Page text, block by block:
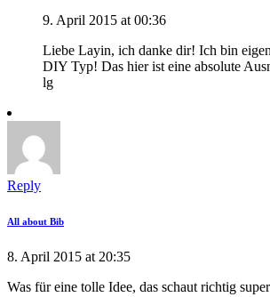
9. April 2015 at 00:36
Liebe Layin, ich danke dir! Ich bin
DIY Typ! Das hier ist eine absolute
lg
Reply
All about Bib
8. April 2015 at 20:35
Was für eine tolle Idee, das schaut richtig